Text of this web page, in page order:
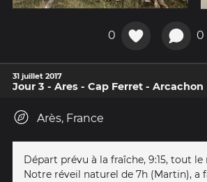
0 0
31 juillet 2017
Jour 3 - Ares - Cap Ferret - Arcachon
Arès, France
Départ prévu à la fraîche, 9:15, tout
Notre réveil naturel de 7h (Martin), a